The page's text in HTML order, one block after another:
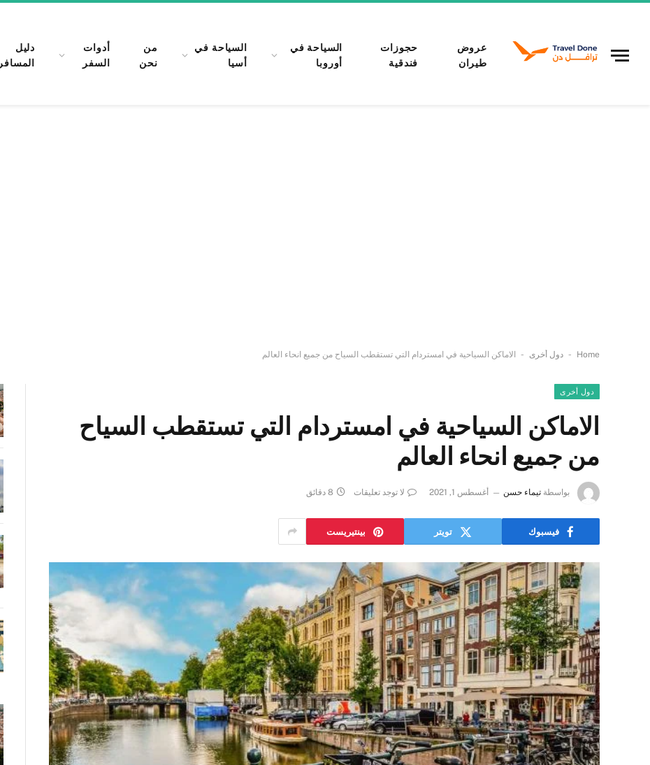
عروض
طيران
حجوزات
فندقية
السياحة في
أوروبا
السياحة في
أسيا
من
نحن
أدوات
السفر
دليل
المسافر
Home
- دول أخرى - الاماكن السياحية في امستردام التي تستقطب السياح من جميع انحاء العالم
دول أخرى
الاماكن السياحية في امستردام التي تستقطب السياح
من جميع انحاء العالم
بواسطة تيماء حسن أغسطس 1, 2021 لا توجد تعليقات 8 دقائق
فيسبوك تويتر بينتيريست